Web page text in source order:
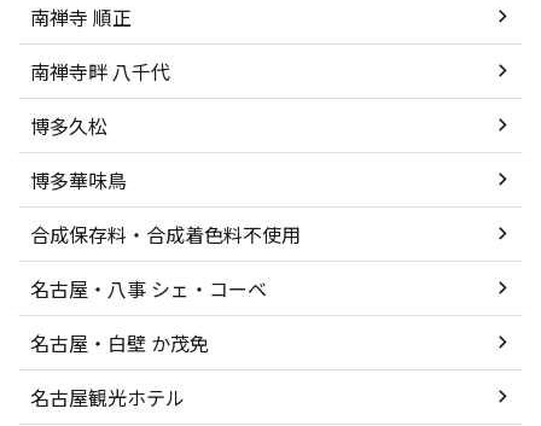
南禅寺 順正
南禅寺畔 八千代
博多久松
博多華味鳥
合成保存料・合成着色料不使用
名古屋・八事 シェ・コーベ
名古屋・白壁 か茂免
名古屋観光ホテル